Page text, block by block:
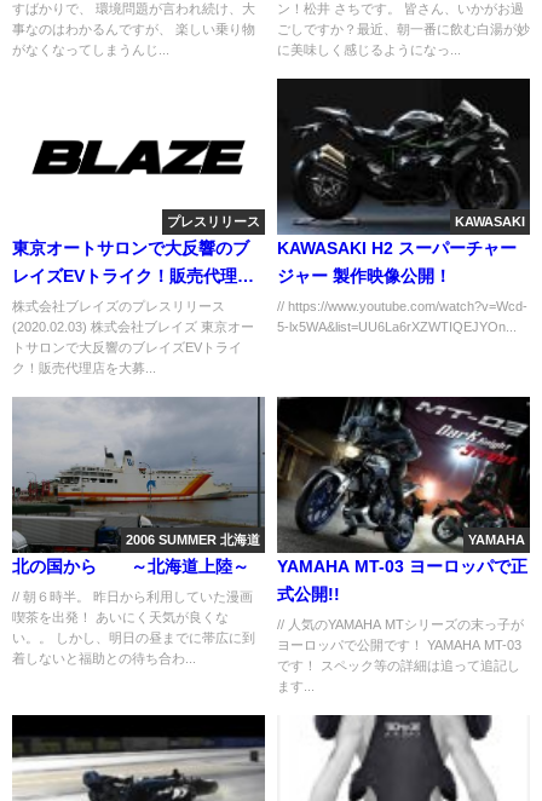
すばかりで、 環境問題が言われ続け、大
事なのはわかるんですが、 楽しい乗り物
がなくなってしまうんじ...
ン！松井 さちです。 皆さん、いかがお過
ごしですか？最近、朝一番に飲む白湯が妙
に美味しく感じるようになっ...
プレスリリース
東京オートサロンで大反響のブ
レイズEVトライク！販売代理店
を大募集 ！
株式会社ブレイズのプレスリリース
(2020.02.03) 株式会社ブレイズ 東京オー
トサロンで大反響のブレイズEVトライ
ク！販売代理店を大募...
KAWASAKI
KAWASAKI H2 スーパーチャー
ジャー 製作映像公開！
// https://www.youtube.com/watch?v=Wcd-
5-lx5WA&list=UU6La6rXZWTIQEJYOn...
2006 SUMMER 北海道
北の国から ～北海道上陸～
// 朝６時半。 昨日から利用していた漫画
喫茶を出発！ あいにく天気が良くな
い。。 しかし、明日の昼までに帯広に到
着しないと福助との待ち合わ...
YAMAHA
YAMAHA MT-03 ヨーロッパで正
式公開!!
// 人気のYAMAHA MTシリーズの末っ子が
ヨーロッパで公開です！ YAMAHA MT-03
です！ スペック等の詳細は追って追記し
ます...